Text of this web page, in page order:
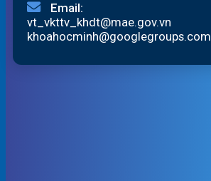
Email:
vt_vkttv_khdt@mae.gov.vn
khoahocminh@googlegroups.com